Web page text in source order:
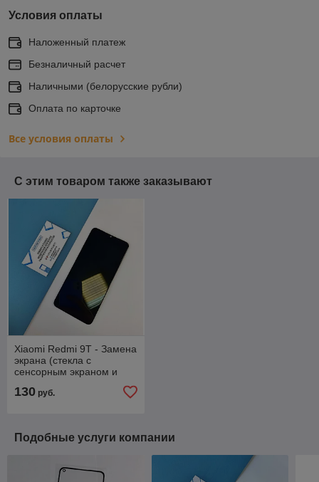
Условия оплаты
Наложенный платеж
Безналичный расчет
Наличными (белорусские рубли)
Оплата по карточке
Все условия оплаты
С этим товаром также заказывают
Xiaomi Redmi 9T - Замена
экрана (стекла с
сенсорным экраном и
130 руб.
Подобные услуги компании